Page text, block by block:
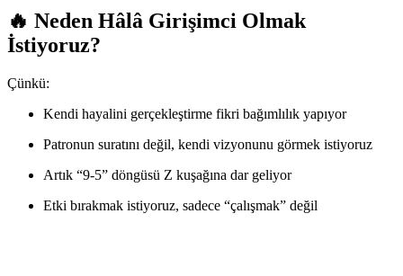
🔥 Neden Hâlâ Girişimci Olmak
İstiyoruz?
Çünkü:
Kendi hayalini gerçekleştirme fikri bağımlılık yapıyor
Patronun suratını değil, kendi vizyonunu görmek istiyoruz
Artık “9-5” döngüsü Z kuşağına dar geliyor
Etki bırakmak istiyoruz, sadece “çalışmak” değil